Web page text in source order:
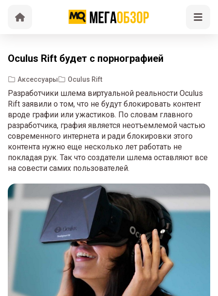
Oculus Rift будет с порнографией
Аксессуары Oculus Rift
Разработчики шлема виртуальной реальности Oculus
Rift заявили о том, что не будут блокировать контент
вроде графии или ужастиков. По словам главного
разработчика, графия является неотъемлемой частью
современного интернета и ради блокировки этого
контента нужно еще несколько лет работать не
покладая рук. Так что создатели шлема оставляют все
на совести самих пользователей.